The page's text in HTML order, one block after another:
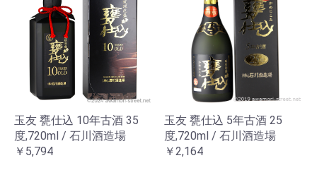
玉友 甕仕込 10年古酒 35
度,720ml / 石川酒造場
￥5,794
玉友 甕仕込 5年古酒 25
度,720ml / 石川酒造場
￥2,164